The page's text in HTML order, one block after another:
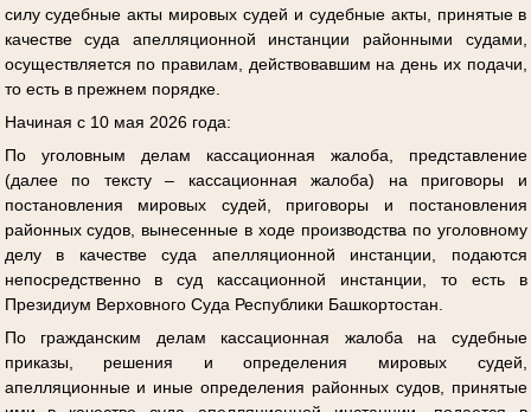
силу судебные акты мировых судей и судебные акты, принятые в
качестве суда апелляционной инстанции районными судами,
осуществляется по правилам, действовавшим на день их подачи,
то есть в прежнем порядке.
Начиная с 10 мая 2026 года:
По уголовным делам кассационная жалоба, представление
(далее по тексту – кассационная жалоба) на приговоры и
постановления мировых судей, приговоры и постановления
районных судов, вынесенные в ходе производства по уголовному
делу в качестве суда апелляционной инстанции, подаются
непосредственно в суд кассационной инстанции, то есть в
Президиум Верховного Суда Республики Башкортостан.
По гражданским делам кассационная жалоба на судебные
приказы, решения и определения мировых судей,
апелляционные и иные определения районных судов, принятые